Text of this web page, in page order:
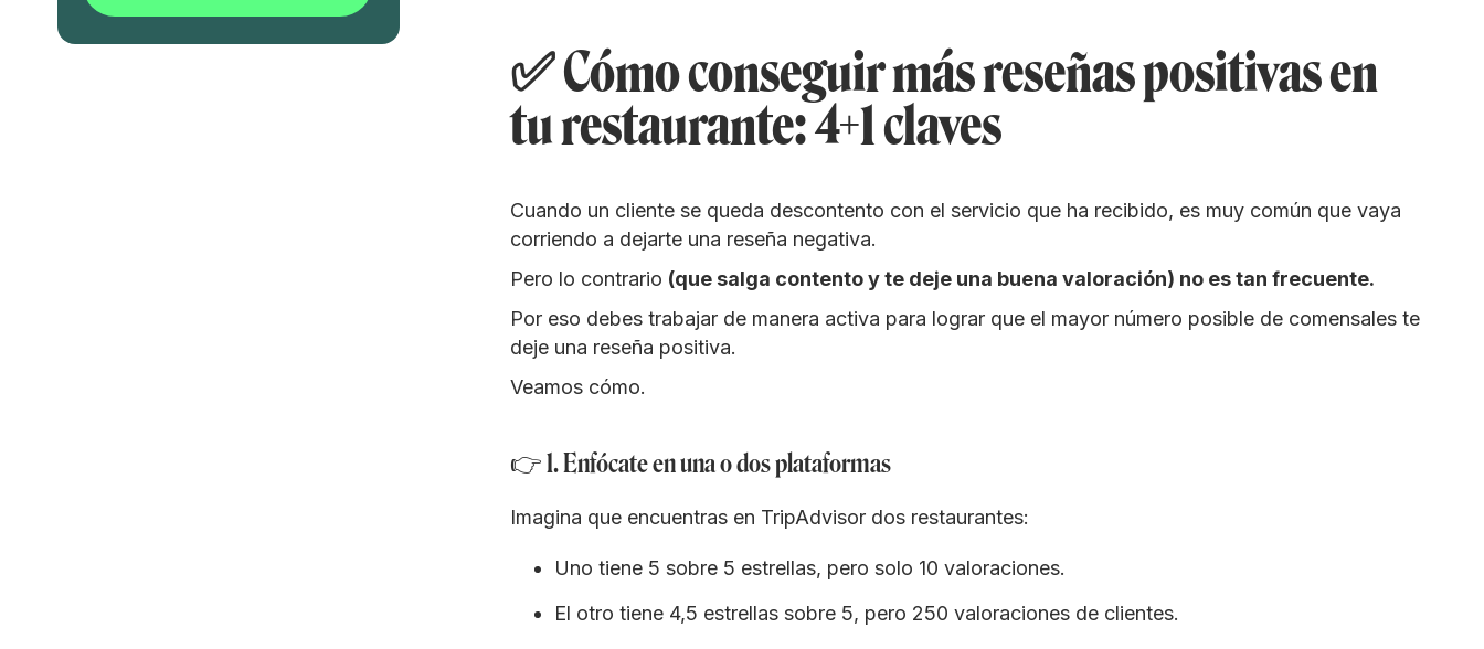
✅ Cómo conseguir más reseñas positivas en
tu restaurante: 4+1 claves
Cuando un cliente se queda descontento con el servicio que ha recibido, es muy común que vaya
corriendo a dejarte una reseña negativa.
Pero lo contrario (que salga contento y te deje una buena valoración) no es tan frecuente.
Por eso debes trabajar de manera activa para lograr que el mayor número posible de comensales te
deje una reseña positiva.
Veamos cómo.
👉 1. Enfócate en una o dos plataformas
Imagina que encuentras en TripAdvisor dos restaurantes:
Uno tiene 5 sobre 5 estrellas, pero solo 10 valoraciones.
El otro tiene 4,5 estrellas sobre 5, pero 250 valoraciones de clientes.